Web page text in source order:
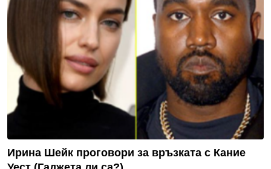
Ирина Шейк проговори за връзката с Кание